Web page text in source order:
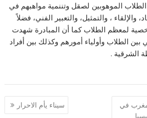
الطلاب الموهوبين لصقل وتننمية مواهبهم في
والإلقاء ، والتمثيل، والتعبير الفني، فضلاً
لمعظم الطلاب كما أن المبادرة شهدت
الطلاب وأولياء أمورهم وكذلك بين أفراد
الشرقية .
في
سيناء يأم الاحرار